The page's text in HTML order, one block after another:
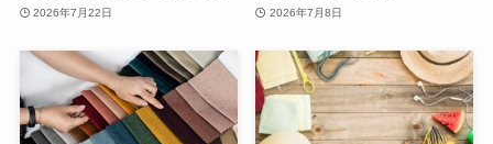
2026年7月22日 2026年7月8日